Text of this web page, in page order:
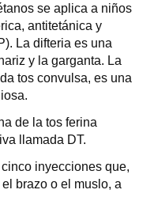
se aplica a niños
antitetánica y
La difteria es una
y la garganta. La
tos convulsa, es una
de la tos ferina
llamada DT.
inyecciones que,
brazo o el muslo, a